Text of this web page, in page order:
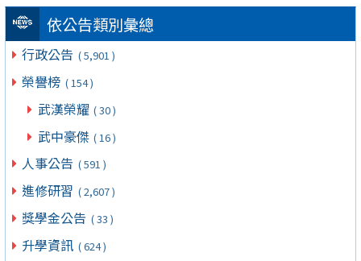
依公告類別彙總
行政公告 ( 5,901 )
榮譽榜 ( 154 )
武漢榮耀 ( 30 )
武中豪傑 ( 16 )
人事公告 ( 591 )
進修研習 ( 2,607 )
獎學金公告 ( 33 )
升學資訊 ( 624 )